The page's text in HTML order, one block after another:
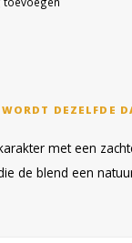
DEZELFDE
met een
de blend een